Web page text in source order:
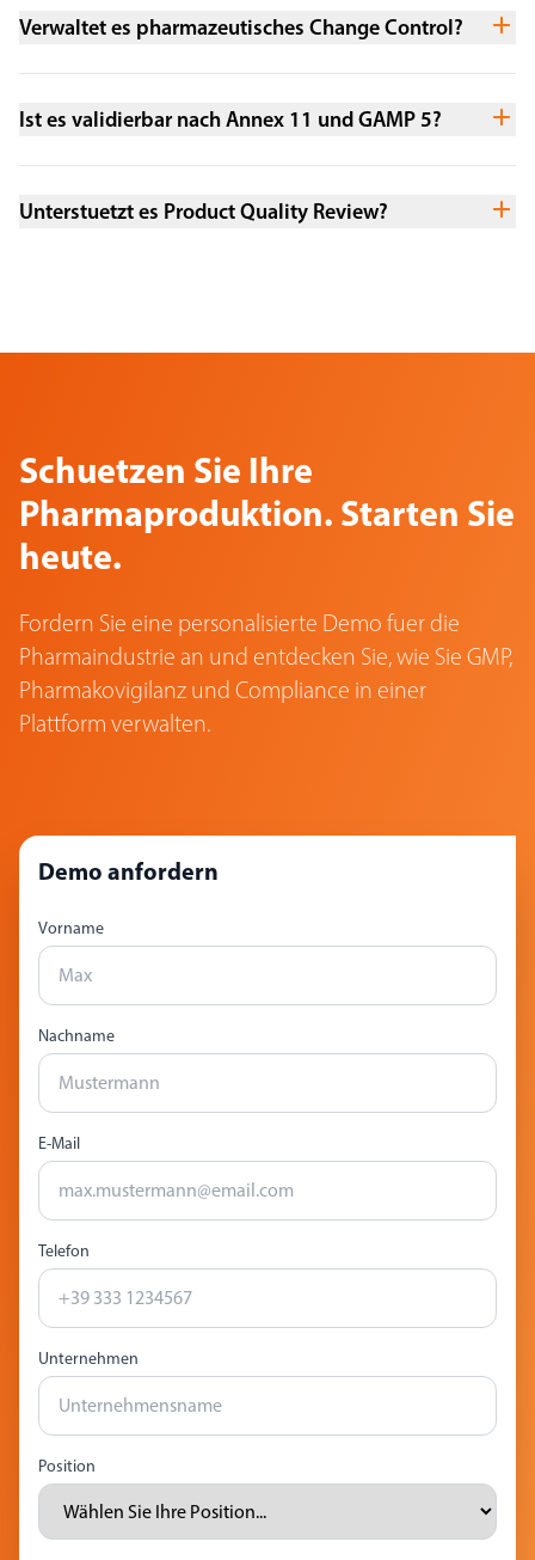
Verwaltet es pharmazeutisches Change Control?
Ist es validierbar nach Annex 11 und GAMP 5?
Unterstuetzt es Product Quality Review?
Schuetzen Sie Ihre
Pharmaproduktion. Starten Sie
heute.
Fordern Sie eine personalisierte Demo fuer die
Pharmaindustrie an und entdecken Sie, wie Sie GMP,
Pharmakovigilanz und Compliance in einer
Plattform verwalten.
Demo anfordern
Vorname
Nachname
E-Mail
Telefon
Unternehmen
Position